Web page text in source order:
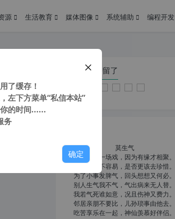
源 生活教育 媒体图像 系统辅助 编程开发
制编辑器
位于国
您在本页停留了
莫生气
人生就像一场戏，因为有缘才相聚。
相扶到老不容易，是否更该去珍惜。
为了小事发脾气，回头想想又何必。
别人生气我不气，气出病来无人替。
我若气死谁如意，况且伤神又费力。
邻居亲朋不要比，儿孙琐事由他去。
吃苦享乐在一起，神仙羡慕好伴侣。
了缓存！
左下方菜单“私信本站”
的时间......
务
确定